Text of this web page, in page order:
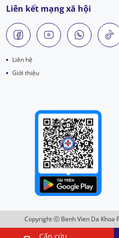
Liên kết mạng xã hội
Liên hệ
Giới thiệu
Copyright ⓒ Benh Vien Da Khoa